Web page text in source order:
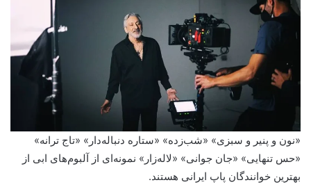
«نون و پنیر و سبزی» «شب‌زده» «ستاره دنباله‌دار» «تاج ترانه»
«حس تنهایی» «جان جوانی» «لاله‌زار» نمونه‌ای از آلبوم‌های ابی از
بهترین خوانندگان پاپ ایرانی هستند.